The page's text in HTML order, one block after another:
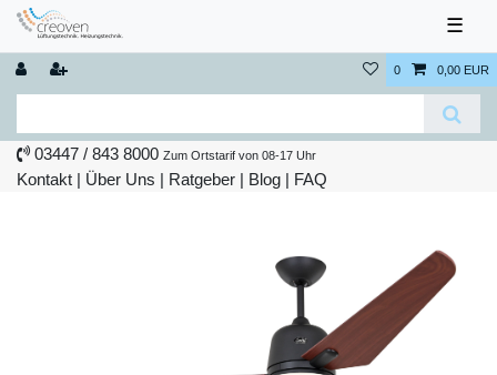
☰
0 0,00 EUR
03447 / 843 8000 Zum Ortstarif von 08-17 Uhr
Kontakt | Über Uns | Ratgeber | Blog | FAQ